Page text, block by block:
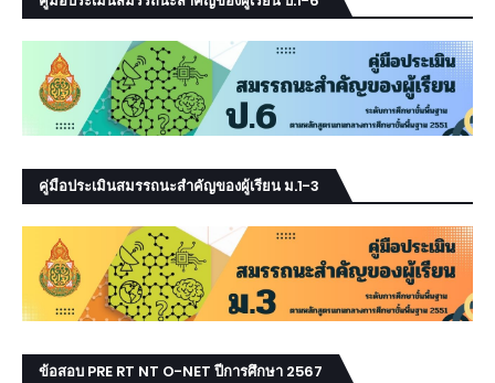
คู่มือประเมินสมรรถนะสำคัญของผู้เรียน ม.1-3
ข้อสอบ PRE RT NT O-NET ปีการศึกษา 2567